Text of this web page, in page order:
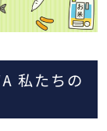
私たちの